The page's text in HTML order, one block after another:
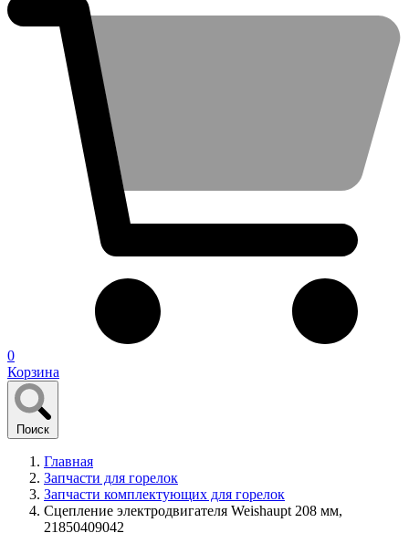
0
Корзина
Поиск
Главная
Запчасти для горелок
Запчасти комплектующих для горелок
Сцепление электродвигателя Weishaupt 208 мм,
21850409042